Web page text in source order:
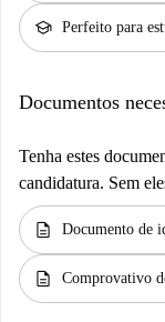
school Perfeito para
Documentos
Tenha estes
candidatura. Sem
description Documento de
description Comprovativo